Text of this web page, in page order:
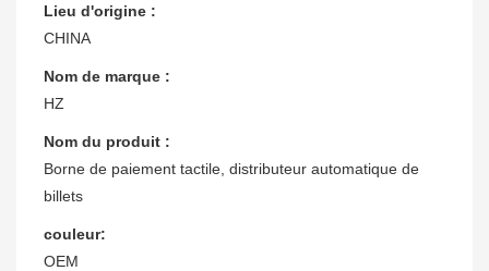
Lieu d'origine :
CHINA
Nom de marque :
HZ
Nom du produit :
Borne de paiement tactile, distributeur automatique de
billets
couleur:
OEM